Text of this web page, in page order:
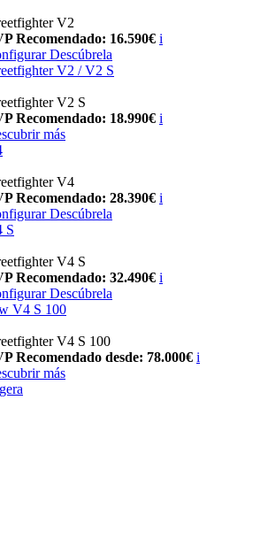
V2
Recomendado: 16.590€ i
Descúbrela
V2 / V2 S
V2 S
Recomendado: 18.990€ i
más
V4
Recomendado: 28.390€ i
Descúbrela
S
V4 S
Recomendado: 32.490€ i
Descúbrela
V4 S 100
V4 S 100
Recomendado desde: 78.000€ i
más